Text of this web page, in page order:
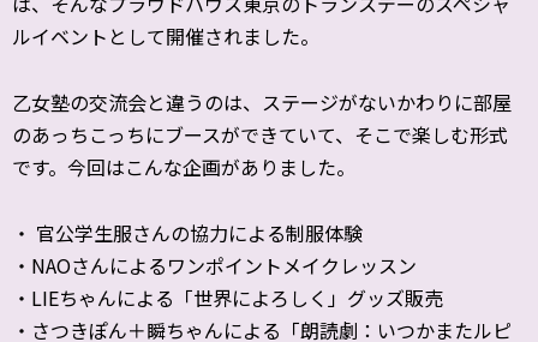
ルイベントとして開催されました。
乙女塾の交流会と違うのは、ステージがないかわりに部屋
のあっちこっちにブースができていて、そこで楽しむ形式
です。今回はこんな企画がありました。
・ 官公学生服さんの協力による制服体験
・NAOさんによるワンポイントメイクレッスン
・LIEちゃんによる「世界によろしく」グッズ販売
・さつきぽん＋瞬ちゃんによる「朗読劇：いつかまたルピ